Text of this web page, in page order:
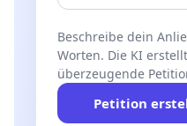
Beschreibe dein
Worten. Die KI
überzeugende
Petition